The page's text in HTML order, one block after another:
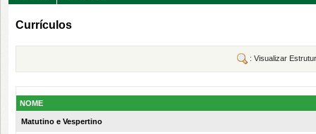
Currículos
: Visualizar
NOME
Matutino e Vespertino